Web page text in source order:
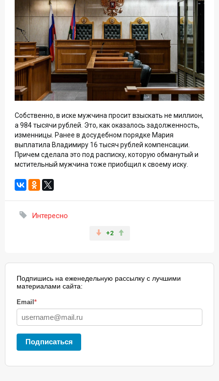
Собственно, в иске мужчина просит взыскать не миллион,
а 984 тысячи рублей. Это, как оказалось задолженность,
изменницы. Ранее в досудебном порядке Мария
выплатила Владимиру 16 тысяч рублей компенсации.
Причем сделала это под расписку, которую обманутый и
мстительный мужчина тоже приобщил к своему иску.
Интересно
+2
Подпишись на еженедельную рассылку с лучшими
материалами сайта:
Email *
Подписаться